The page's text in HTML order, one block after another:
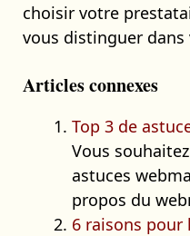
choisir votre
vous distinguer dans
Articles connexes
Top 3 de
Vous
astuces
propos du
6 raisons pour